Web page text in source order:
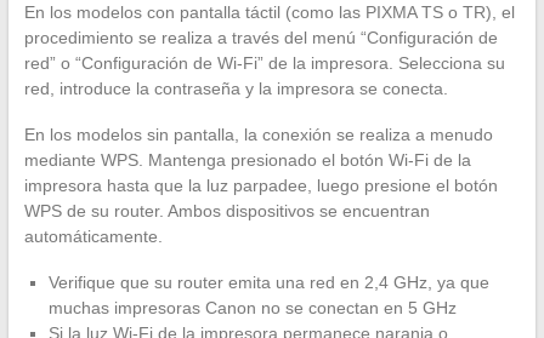
En los modelos con pantalla táctil (como las PIXMA TS o TR), el
procedimiento se realiza a través del menú “Configuración de
red” o “Configuración de Wi-Fi” de la impresora. Selecciona su
red, introduce la contraseña y la impresora se conecta.
En los modelos sin pantalla, la conexión se realiza a menudo
mediante WPS. Mantenga presionado el botón Wi-Fi de la
impresora hasta que la luz parpadee, luego presione el botón
WPS de su router. Ambos dispositivos se encuentran
automáticamente.
Verifique que su router emita una red en 2,4 GHz, ya que
muchas impresoras Canon no se conectan en 5 GHz
Si la luz Wi-Fi de la impresora permanece naranja o